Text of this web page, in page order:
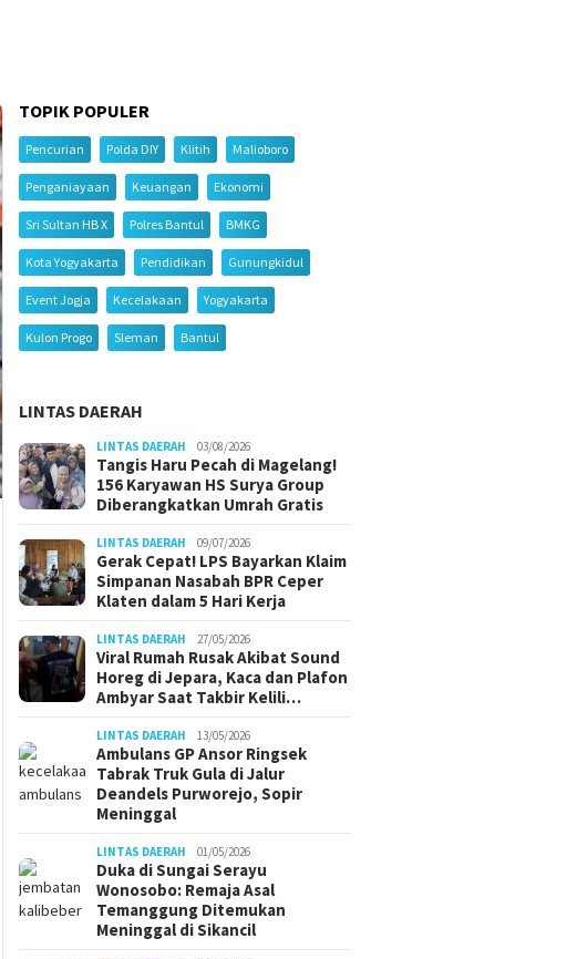
31/07/2026
Rotasi Besar di Polda DIY: 5
Pejabat Utama dan
Kapolresta Yogyakarta
Resmi Berganti
TOPIK POPULER
Pencurian Polda DIY Klitih Malioboro
Penganiayaan Keuangan Ekonomi
Sri Sultan HB X Polres Bantul BMKG
Kota Yogyakarta Pendidikan Gunungkidul
Event Jogja Kecelakaan Yogyakarta
Kulon Progo Sleman Bantul
LINTAS DAERAH
LINTAS DAERAH 03/08/2026
Tangis Haru Pecah di Magelang!
156 Karyawan HS Surya Group
Diberangkatkan Umrah Gratis
LINTAS DAERAH 09/07/2026
Gerak Cepat! LPS Bayarkan Klaim
Simpanan Nasabah BPR Ceper
Klaten dalam 5 Hari Kerja
LINTAS DAERAH 27/05/2026
Viral Rumah Rusak Akibat Sound
Horeg di Jepara, Kaca dan Plafon
Ambyar Saat Takbir Kelili…
LINTAS DAERAH 13/05/2026
Ambulans GP Ansor Ringsek
Tabrak Truk Gula di Jalur
Deandels Purworejo, Sopir
Meninggal
LINTAS DAERAH 01/05/2026
Duka di Sungai Serayu
Wonosobo: Remaja Asal
Temanggung Ditemukan
Meninggal di Sikancil